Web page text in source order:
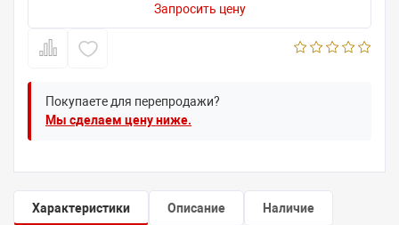
Запросить цену
Покупаете для перепродажи?
Мы сделаем цену ниже.
Характеристики Описание Наличие